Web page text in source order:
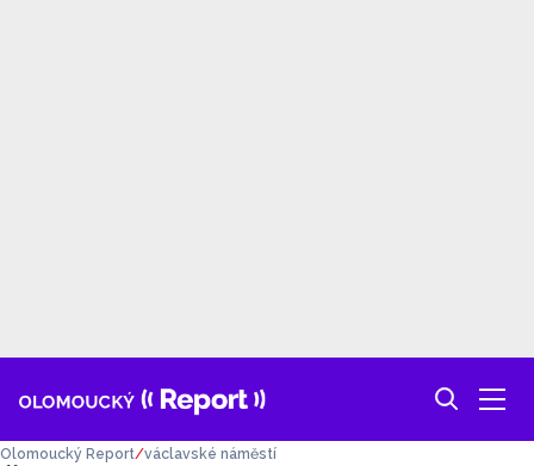
Olomoucký Report václavské náměstí